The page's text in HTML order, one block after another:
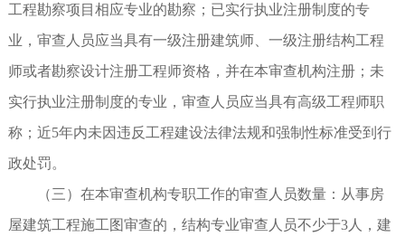
工程勘察项目相应专业的勘察；已实行执业注册制度的专
业，审查人员应当具有一级注册建筑师、一级注册结构工程
师或者勘察设计注册工程师资格，并在本审查机构注册；未
实行执业注册制度的专业，审查人员应当具有高级工程师职
称；近5年内未因违反工程建设法律法规和强制性标准受到行
政处罚。
（三）在本审查机构专职工作的审查人员数量：从事房
屋建筑工程施工图审查的，结构专业审查人员不少于3人，建